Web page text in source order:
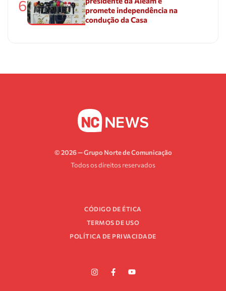
6
promete independência na
condução da Casa
© 2026 — Grupo Norte de Comunicação
Todos os direitos reservados
CÓDIGO DE ÉTICA
TERMOS DE USO
POLÍTICA DE PRIVACIDADE